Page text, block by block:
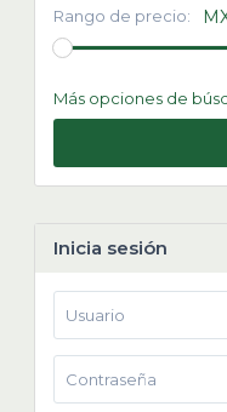
Rango de precio:
Más opciones de
Inicia sesión